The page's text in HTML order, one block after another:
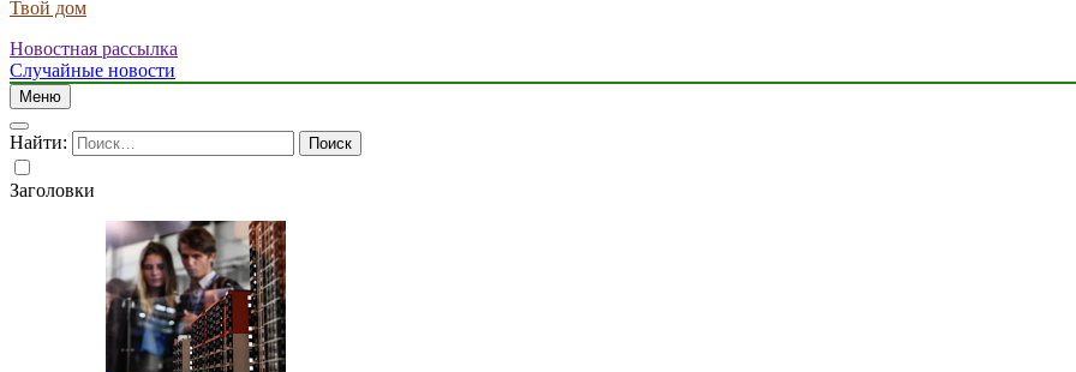
Твой дом
Новостная рассылка
Случайные новости
Меню
Найти:
Заголовки